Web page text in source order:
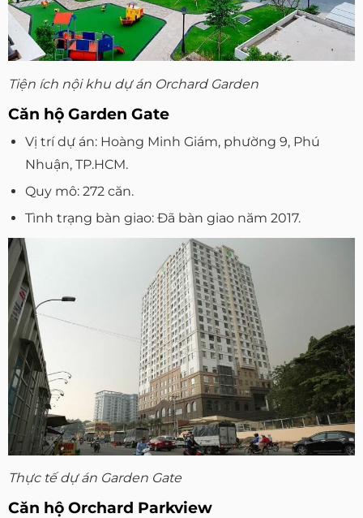
Tiện ích nội khu dự án Orchard Garden
Căn hộ Garden Gate
Vị trí dự án: Hoàng Minh Giám, phường 9, Phú
Nhuận, TP.HCM.
Quy mô: 272 căn.
Tình trạng bàn giao: Đã bàn giao năm 2017.
Thực tế dự án Garden Gate
Căn hộ Orchard Parkview